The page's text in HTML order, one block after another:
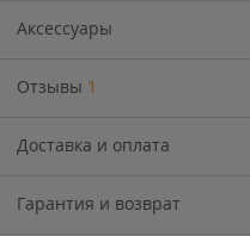
Аксессуары
Отзывы 1
Доставка и оплата
Гарантия и возврат